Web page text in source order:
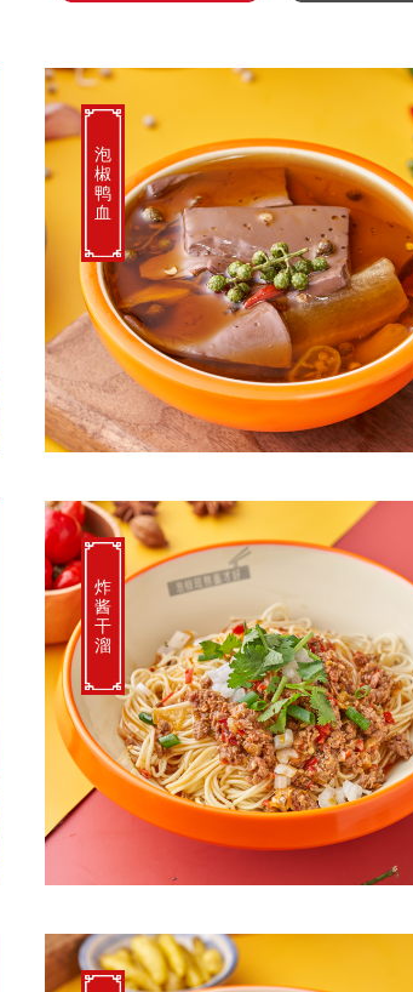
泡
椒
鸭
血
炸
酱
干
溜